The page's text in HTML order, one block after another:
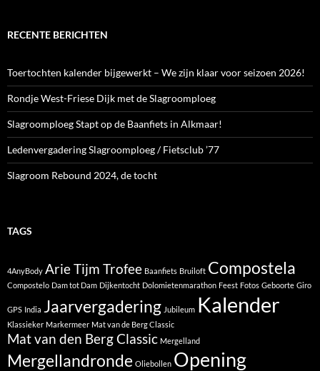
RECENTE BERICHTEN
Toertochten kalender bijgewerkt – We zijn klaar voor seizoen 2026!
Rondje West-Friese Dijk met de Slagroomploeg
Slagroomploeg Stapt op de Baanfiets in Alkmaar!
Ledenvergadering Slagroomploeg / Fietsclub ’77
Slagroom Rebound 2024, de tocht
TAGS
4AnyBody Arie Tijm Trofee Baanfiets Bruiloft Compostela
Compostelo Dam tot Dam Dijkentocht Dolomietenmarathon Feest Fotos Geboorte Giro
GPS India Jaarvergadering Jubileum Kalender
Klassieker Markermeer Mat van de Berg Classic
Mat van den Berg Classic Mergelland
Mergellandronde Oliebollen Opening